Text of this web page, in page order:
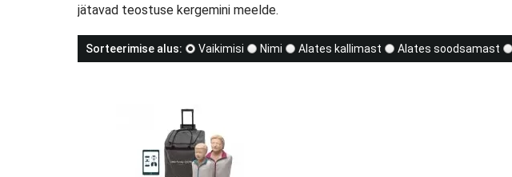
jätavad teostuse kergemini meelde.
Sorteerimise alus: Vaikimisi Nimi Alates kallimast Alates soodsamast